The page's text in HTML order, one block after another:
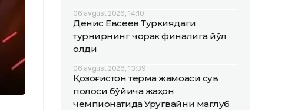
06 avgust 2026, 14:10
Денис Евсеев Туркиядаги
турнирнинг чорак финалига йўл
олди
06 avgust 2026, 13:39
Қозоғистон терма жамоаси сув
полоси бўйича жаҳон
чемпионатида Уругвайни мағлуб